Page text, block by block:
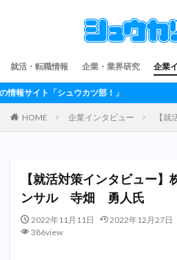
就活・転職情報 企業・業界研究 企業
ウカツ部！」
HOME 企業インタビュー 【
【就活対策インタビュー】
ンサル 寺畑 勇人氏
2022年11月11日 2022年12月27日
386view